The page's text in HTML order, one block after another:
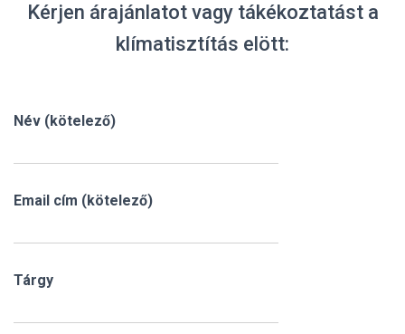
Kérjen árajánlatot vagy tákékoztatást a
klímatisztítás elött:
Név (kötelező)
Email cím (kötelező)
Tárgy